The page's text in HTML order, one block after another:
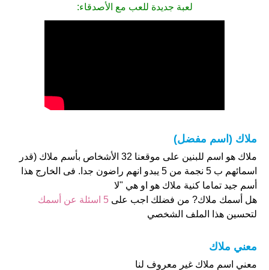
لعبة جديدة للعب مع الأصدقاء:
ملاك (اسم مفضل)
ملاك هو اسم للبنين على موقعنا 32 الأشخاص بأسم ملاك (قدر
اسمائهم ب 5 نجمة من 5 يبدو انهم راضون جدا. فى الخارج هذا
أسم جيد تماما كنية ملاك هو او هي "لا
هل أسمك ملاك? من فضلك اجب على 5 اسئلة عن أسمك
لتحسين هذا الملف الشخصي
معني ملاك
معني اسم ملاك غير معروف لنا